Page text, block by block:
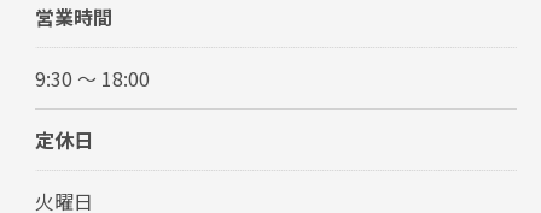
営業時間
9:30 〜 18:00
定休日
火曜日